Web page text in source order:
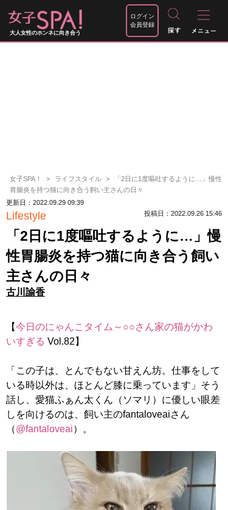
大人女性のホンネに向き合う
ログイン
会員登録
女子SPA！ ライフスタイル
「2日に1度嘔吐するように…」慢性
胃腸炎を持つ猫に向き合う飼い主さんの日々
更新日：2022.09.29 09:39
Lifestyle 投稿日：2022.09.26 15:46
「2日に1度嘔吐するように…」慢
性胃腸炎を持つ猫に向き合う飼い
主さんの日々
古川諭香
【今日のにゃんこタイム～○○さん家の猫がかわ
いすぎる Vol.82】
「この子は、とんでもない甘えん坊。仕事をして
いる時以外は、ほとんど膝に乗っています」そう
話し、愛猫ふぁん太くん（ソマリ）に優しい眼差
しを向けるのは、飼い主のfantaloveaiさん
（@fantaloveai）。